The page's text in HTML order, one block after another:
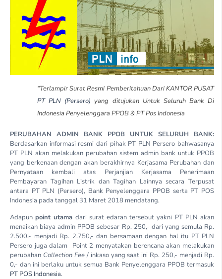
“Terlampir Surat Resmi Pemberitahuan Dari KANTOR PUSAT
PT PLN (Persero) yang ditujukan Untuk Seluruh Bank Di
Indonesia Penyelenggara PPOB & PT Pos Indonesia
PERUBAHAN ADMIN BANK PPOB UNTUK SELURUH BANK:
Berdasarkan informasi resmi dari pihak PT PLN Persero bahwasanya
PT PLN akan melakukan perubahan sistem admin bank untuk PPOB
yang berkenaan dengan akan berakhirnya Kerjasama Perubahan dan
Pernyataan kembali atas Perjanjian Kerjasama Penerimaan
Pembayaran Tagihan Listrik dan Tagihan Lainnya secara Terpusat
antara PT PLN (Persero), Bank Penyelenggara PPOB serta PT POS
Indonesia pada tanggal 31 Maret 2018 mendatang.
Adapunpoint utama dari surat edaran tersebut yakni PT PLN akan
menaikan biaya admin PPOB sebesar Rp. 250,- dari yang semula Rp.
2.500,- menjadi Rp. 2.750,- dan bersamaan dengan hal itu PT PLN
Persero juga dalam Point 2 menyatakan berencana akan melakukan
perubahan Collection Fee/ inkaso yang saat ini Rp. 250,- menjadi Rp.
0,- dan ini berlaku untuk semua Bank Penyelenggara PPOB termasuk
PT POS Indonesia.